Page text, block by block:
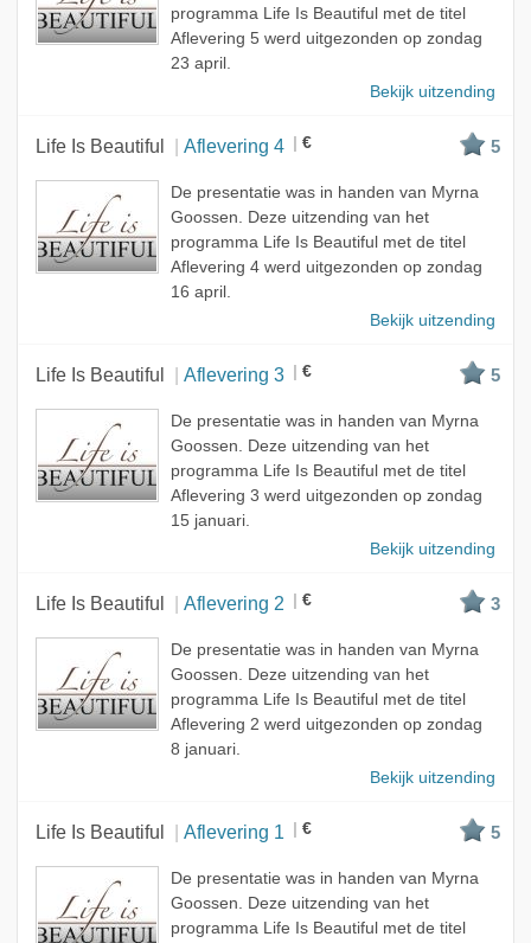
programma Life Is Beautiful met de titel
Aflevering 5 werd uitgezonden op zondag
23 april.
Bekijk uitzending
Life Is Beautiful Aflevering 4 € 5
De presentatie was in handen van Myrna
Goossen. Deze uitzending van het
programma Life Is Beautiful met de titel
Aflevering 4 werd uitgezonden op zondag
16 april.
Bekijk uitzending
Life Is Beautiful Aflevering 3 € 5
De presentatie was in handen van Myrna
Goossen. Deze uitzending van het
programma Life Is Beautiful met de titel
Aflevering 3 werd uitgezonden op zondag
15 januari.
Bekijk uitzending
Life Is Beautiful Aflevering 2 € 3
De presentatie was in handen van Myrna
Goossen. Deze uitzending van het
programma Life Is Beautiful met de titel
Aflevering 2 werd uitgezonden op zondag
8 januari.
Bekijk uitzending
Life Is Beautiful Aflevering 1 € 5
De presentatie was in handen van Myrna
Goossen. Deze uitzending van het
programma Life Is Beautiful met de titel